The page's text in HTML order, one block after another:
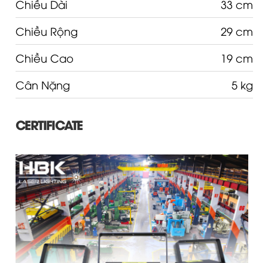
Chiều Dài
33 cm
Chiều Rộng
29 cm
Chiều Cao
19 cm
Cân Nặng
5 kg
CERTIFICATE